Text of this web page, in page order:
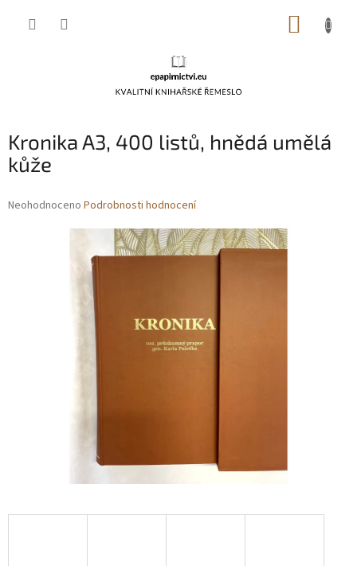
Kronika A3, 400 listů, hnědá umělá
kůže
Průměrné
Neohodnoceno Podrobnosti hodnocení